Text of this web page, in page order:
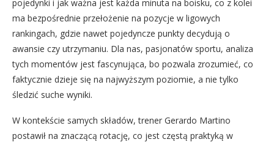
pojedynki i jak ważna jest każda minuta na boisku, co z kolei
ma bezpośrednie przełożenie na pozycje w ligowych
rankingach, gdzie nawet pojedyncze punkty decydują o
awansie czy utrzymaniu. Dla nas, pasjonatów sportu, analiza
tych momentów jest fascynująca, bo pozwala zrozumieć, co
faktycznie dzieje się na najwyższym poziomie, a nie tylko
śledzić suche wyniki.
W kontekście samych składów, trener Gerardo Martino
postawił na znaczącą rotację, co jest częstą praktyką w